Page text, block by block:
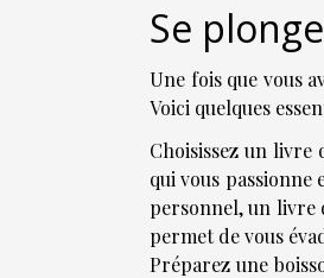
Se
Une fois que vous
Voici quelques
Choisissez un livre
qui vous
personnel, un livre
permet de vous
Préparez une